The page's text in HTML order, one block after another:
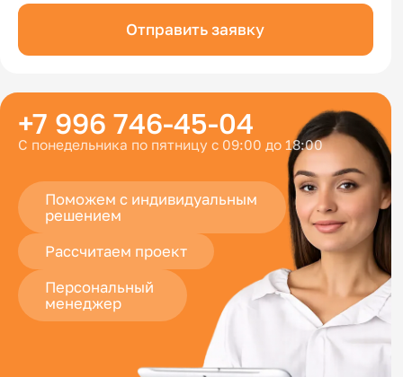
Отправить заявку
+7 996 746-45-04
С понедельника по пятницу с 09:00 до 18:00
Поможем с индивидуальным
решением
Рассчитаем проект
Персональный
менеджер